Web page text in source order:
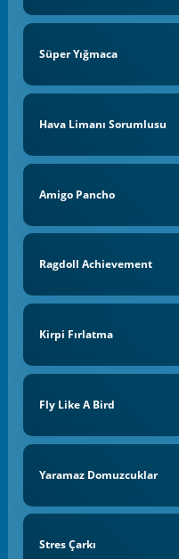
Süper Yığmaca
Hava Limanı Sorumlusu
Amigo Pancho
Ragdoll Achievement
Kirpi Fırlatma
Fly Like A Bird
Yaramaz Domuzcuklar
Stres Çarkı